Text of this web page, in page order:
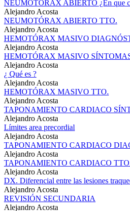
NEUMOTÓRAX ABIERTO ¿En que
Alejandro Acosta
NEUMOTÓRAX ABIERTO TTO.
Alejandro Acosta
HEMOTÓRAX MASIVO
Alejandro Acosta
HEMOTÓRAX MASIVO
Alejandro Acosta
¿ Qué es ?
Alejandro Acosta
HEMOTÓRAX MASIVO TTO.
Alejandro Acosta
TAPONAMIENTO CARDIACO
Alejandro Acosta
Límites area precordial
Alejandro Acosta
TAPONAMIENTO CARDIACO
Alejandro Acosta
TAPONAMIENTO CARDIACO
Alejandro Acosta
DX. Diferencial entre las lesiones
Alejandro Acosta
REVISIÓN SECUNDARIA
Alejandro Acosta